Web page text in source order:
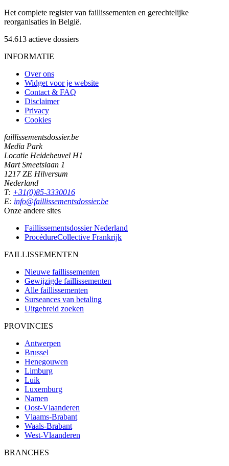
Het complete register van faillissementen en gerechtelijke
reorganisaties in België.
54.613 actieve dossiers
INFORMATIE
Over ons
Widget voor je website
Contact & FAQ
Disclaimer
Privacy
Cookies
faillissementsdossier.be
Media Park
Locatie Heideheuvel H1
Mart Smeetslaan 1
1217 ZE Hilversum
Nederland
T: +31(0)85-3330016
E: info@faillissementsdossier.be
Onze andere sites
Faillissementsdossier Nederland
ProcédureCollective Frankrijk
FAILLISSEMENTEN
Nieuwe faillissementen
Gewijzigde faillissementen
Alle faillissementen
Surseances van betaling
Uitgebreid zoeken
PROVINCIES
Antwerpen
Brussel
Henegouwen
Limburg
Luik
Luxemburg
Namen
Oost-Vlaanderen
Vlaams-Brabant
Waals-Brabant
West-Vlaanderen
BRANCHES